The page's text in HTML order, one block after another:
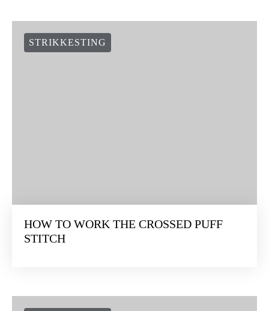
STRIKKESTING
HOW TO WORK THE CROSSED PUFF
STITCH